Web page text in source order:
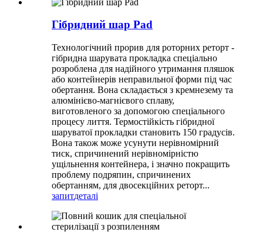
Гібридний шар Pad
Технологічний прорив для роторних реторт -
гібридна шарувата прокладка спеціально
розроблена для надійного утримання пляшок
або контейнерів неправильної форми під час
обертання. Вона складається з кремнезему та
алюмінієво-магнієвого сплаву,
виготовленого за допомогою спеціального
процесу лиття. Термостійкість гібридної
шаруватої прокладки становить 150 градусів.
Вона також може усунути нерівномірний
тиск, спричинений нерівномірністю
ущільнення контейнера, і значно покращить
проблему подряпин, спричинених
обертанням, для двосекційних реторт...
запитдеталі